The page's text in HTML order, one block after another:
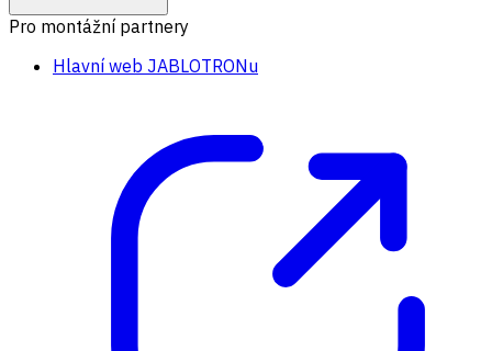
Pro montážní partnery
Hlavní web JABLOTRONu